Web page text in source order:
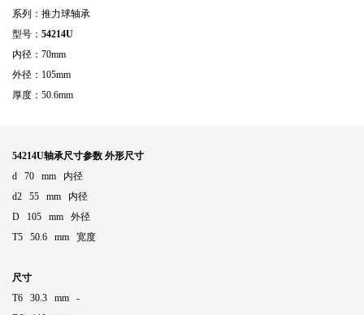
系列：推力球轴承
型号： 54214U
内径：70mm
外径：105mm
厚度：50.6mm
54214U轴承尺寸参数 外形尺寸
d 70 mm 内径
d2 55 mm 内径
D 105 mm 外径
T5 50.6 mm 宽度
尺寸
T6 30.3 mm -